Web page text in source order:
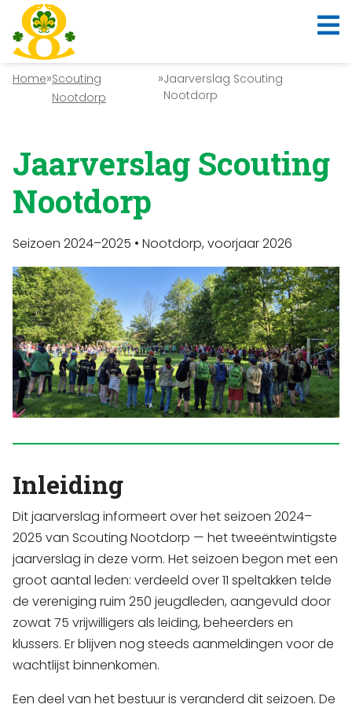
Home»Scouting
Nootdorp
»Jaarverslag Scouting
Nootdorp
Jaarverslag Scouting
Nootdorp
Seizoen 2024–2025 • Nootdorp, voorjaar 2026
Inleiding
Dit jaarverslag informeert over het seizoen 2024–
2025 van Scouting Nootdorp — het tweeëntwintigste
jaarverslag in deze vorm. Het seizoen begon met een
groot aantal leden: verdeeld over 11 speltakken telde
de vereniging ruim 250 jeugdleden, aangevuld door
zowat 75 vrijwilligers als leiding, beheerders en
klussers. Er blijven nog steeds aanmeldingen voor de
wachtlijst binnenkomen.
Een deel van het bestuur is veranderd dit seizoen. De